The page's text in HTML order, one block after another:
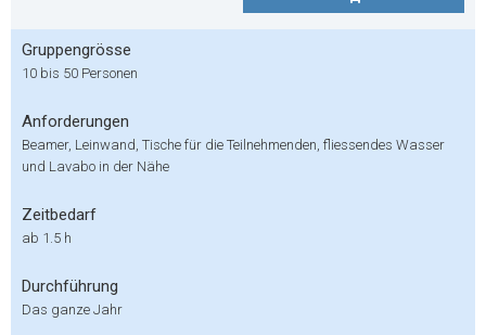
Gruppengrösse
10 bis 50 Personen
Anforderungen
Beamer, Leinwand, Tische für die Teilnehmenden, fliessendes Wasser
und Lavabo in der Nähe
Zeitbedarf
ab 1.5 h
Durchführung
Das ganze Jahr